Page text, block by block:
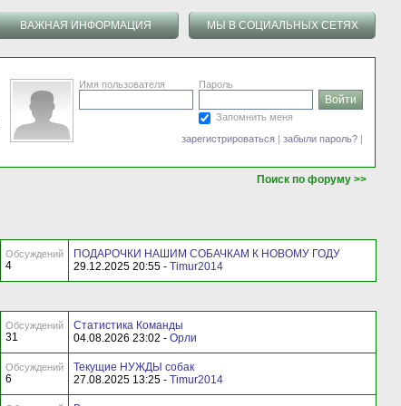
ВАЖНАЯ ИНФОРМАЦИЯ МЫ В СОЦИАЛЬНЫХ СЕТЯХ
Имя пользователя Пароль
Запомнить меня
зарегистрироваться | забыли пароль? |
Поиск по форуму >>
Обсуждений
4
ПОДАРОЧКИ НАШИМ СОБАЧКАМ К НОВОМУ ГОДУ
29.12.2025 20:55 - Timur2014
Обсуждений
31
Статистика Команды
04.08.2026 23:02 - Орли
Обсуждений
6
Текущие НУЖДЫ собак
27.08.2025 13:25 - Timur2014